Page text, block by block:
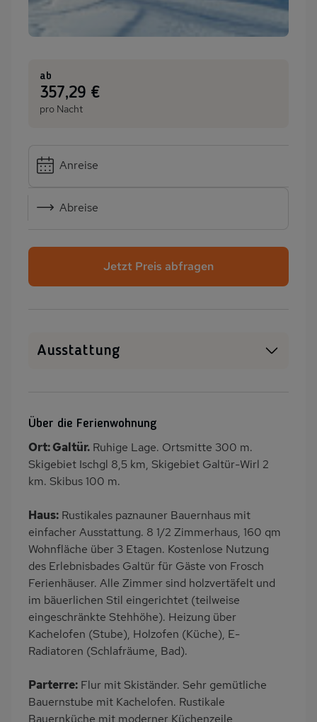
ab
:357,29 €
pro Nacht
Anreise
Abreise
Jetzt Preis abfragen
Ausstattung
Gäste WC
Herd (4 Kochfelder)
Backofen
Geschirrspülmaschine
Haustiere/Hund
verboten
Wb/WC
freistehend
Kaffeemaschine
Bettwäsche mietbar
Über die Ferienwohnung
Ort: Galtür. Ruhige Lage. Ortsmitte 300 m.
Skigebiet Ischgl 8,5 km, Skigebiet Galtür-Wirl 2
km. Skibus 100 m.
Haus: Rustikales paznauner Bauernhaus mit
einfacher Ausstattung. 8 1/2 Zimmerhaus, 160 qm
Wohnfläche über 3 Etagen. Kostenlose Nutzung
des Erlebnisbades Galtür für Gäste von Frosch
Ferienhäuser. Alle Zimmer sind holzvertäfelt und
im bäuerlichen Stil eingerichtet (teilweise
eingeschränkte Stehhöhe). Heizung über
Kachelofen (Stube), Holzofen (Küche), E-
Radiatoren (Schlafräume, Bad).
Parterre: Flur mit Skiständer. Sehr gemütliche
Bauernstube mit Kachelofen. Rustikale
Bauernküche mit moderner Küchenzeile